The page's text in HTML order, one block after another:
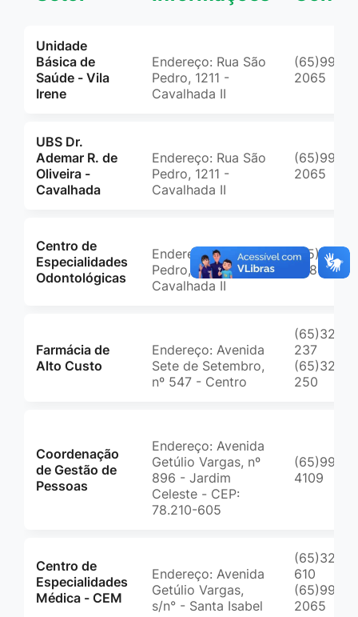
Unidade
Básica de
Saúde - Vila
Irene
Endereço: Rua São
Pedro, 1211 -
Cavalhada II
2065
UBS Dr.
Ademar R. de
Oliveira -
Cavalhada
Endereço: Rua São
Pedro, 1211 -
Cavalhada II
2065
Centro de
Especialidades
Odontológicas
Endereço: Rua São
Pedro, s/nº -
Cavalhada II
0781
Farmácia de
Alto Custo
Endereço: Avenida
Sete de Setembro,
nº 547 - Centro
237
250
Coordenação
de Gestão de
Pessoas
Endereço: Avenida
Getúlio Vargas, nº
896 - Jardim
Celeste - CEP:
78.210-605
4109
Centro de
Especialidades
Médica - CEM
Endereço: Avenida
Getúlio Vargas,
s/n° - Santa Isabel
610
2065